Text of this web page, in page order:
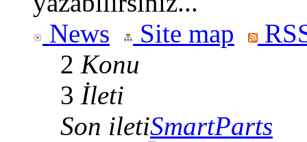
News
Site map
2 Konu
3 İleti
Son iletiSmartParts